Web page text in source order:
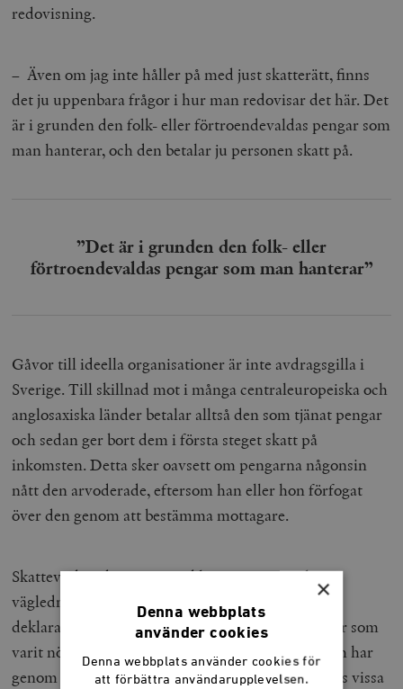
redovisning.
– Även om jag inte håller på med just skatterätt, finns
det ju uppenbara frågor i hur man redovisar det här. Det
är i grunden den folk- eller förtroendevaldas pengar som
man hanterar, och den betalar ju personen skatt på.
”Det är i grunden den folk- eller
förtroendevaldas pengar som man hanterar”
Gåvor till ideella organisationer är inte avdragsgilla i
Sverige. Till skillnad mot i många centraleuropeiska och
anglosaxiska länder betalar alltså den som tjänat pengar
och sedan ger bort dem i första steget skatt på
inkomsten. Detta sker oavsett om pengarna någonsin
nått den arvoderade, eftersom han eller hon förfogat
över den genom att bestämma mottagare.
Skatteverket skriver uttryckligen i sina rättsliga
vägledningar att partiskatt inte är avdragsgill i
deklarationen. Avdragsgillt är bara sådana utgifter som
varit nödvändiga för inkomstens förvärvande, och har
genom snäva tolkningar begränsats till exempelvis vissa
×
Denna webbplats
använder cookies
Denna webbplats använder cookies för
att förbättra användarupplevelsen.